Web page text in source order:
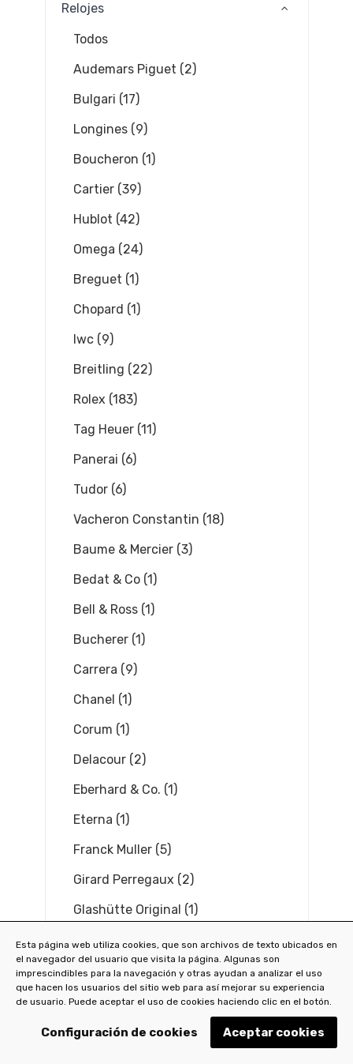
Relojes
Todos
Audemars Piguet (2)
Bulgari (17)
Longines (9)
Boucheron (1)
Cartier (39)
Hublot (42)
Omega (24)
Breguet (1)
Chopard (1)
Iwc (9)
Breitling (22)
Rolex (183)
Tag Heuer (11)
Panerai (6)
Tudor (6)
Vacheron Constantin (18)
Baume & Mercier (3)
Bedat & Co (1)
Bell & Ross (1)
Bucherer (1)
Carrera (9)
Chanel (1)
Corum (1)
Delacour (2)
Eberhard & Co. (1)
Eterna (1)
Franck Muller (5)
Girard Perregaux (2)
Glashütte Original (1)
Graham (3)
Heuer (1)
Jaeger-Lecoultre (5)
Montblanc (1)
Esta página web utiliza cookies, que son archivos de texto ubicados en
el navegador del usuario que visita la página. Algunas son
imprescindibles para la navegación y otras ayudan a analizar el uso
que hacen los usuarios del sitio web para así mejorar su experiencia
de usuario. Puede aceptar el uso de cookies haciendo clic en el botón.
Configuración de cookies Aceptar cookies